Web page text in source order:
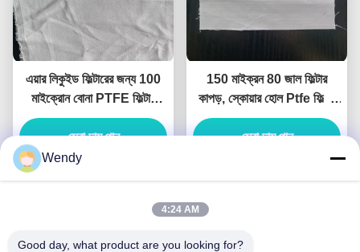
এয়ার লিকুইড ফিল্টারের জন্য 100
মাইক্রোন বোনা PTFE ফিল্টার
কাপড় কাস্টমাইজেশন
সেরা দাম পান
150 মাইক্রন 80 জাল ফিল্টার
কাপড়, স্কোয়ার হোল Ptfe ফিল্টার
ফ্যাব্রিক
সেরা দাম পান
Wendy
4:24 AM
Good day, what product are you looking for?